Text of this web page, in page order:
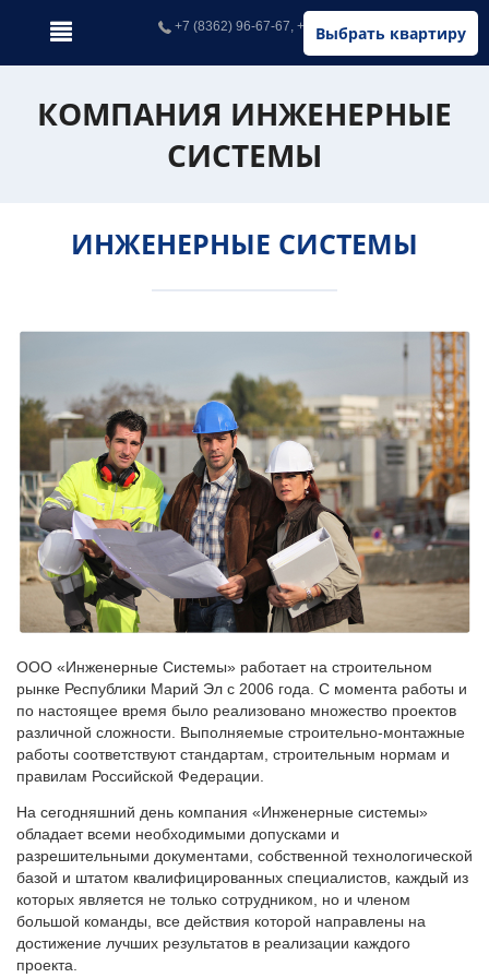
Выбрать квартиру
+7 (8362) 96-67-67, +7 (902) 326-67-67
КОМПАНИЯ ИНЖЕНЕРНЫЕ
СИСТЕМЫ
ИНЖЕНЕРНЫЕ СИСТЕМЫ
ООО «Инженерные Системы» работает на строительном
рынке Республики Марий Эл с 2006 года. С момента работы и
по настоящее время было реализовано множество проектов
различной сложности. Выполняемые строительно-монтажные
работы соответствуют стандартам, строительным нормам и
правилам Российской Федерации.
На сегодняшний день компания «Инженерные системы»
обладает всеми необходимыми допусками и
разрешительными документами, собственной технологической
базой и штатом квалифицированных специалистов, каждый из
которых является не только сотрудником, но и членом
большой команды, все действия которой направлены на
достижение лучших результатов в реализации каждого
проекта.